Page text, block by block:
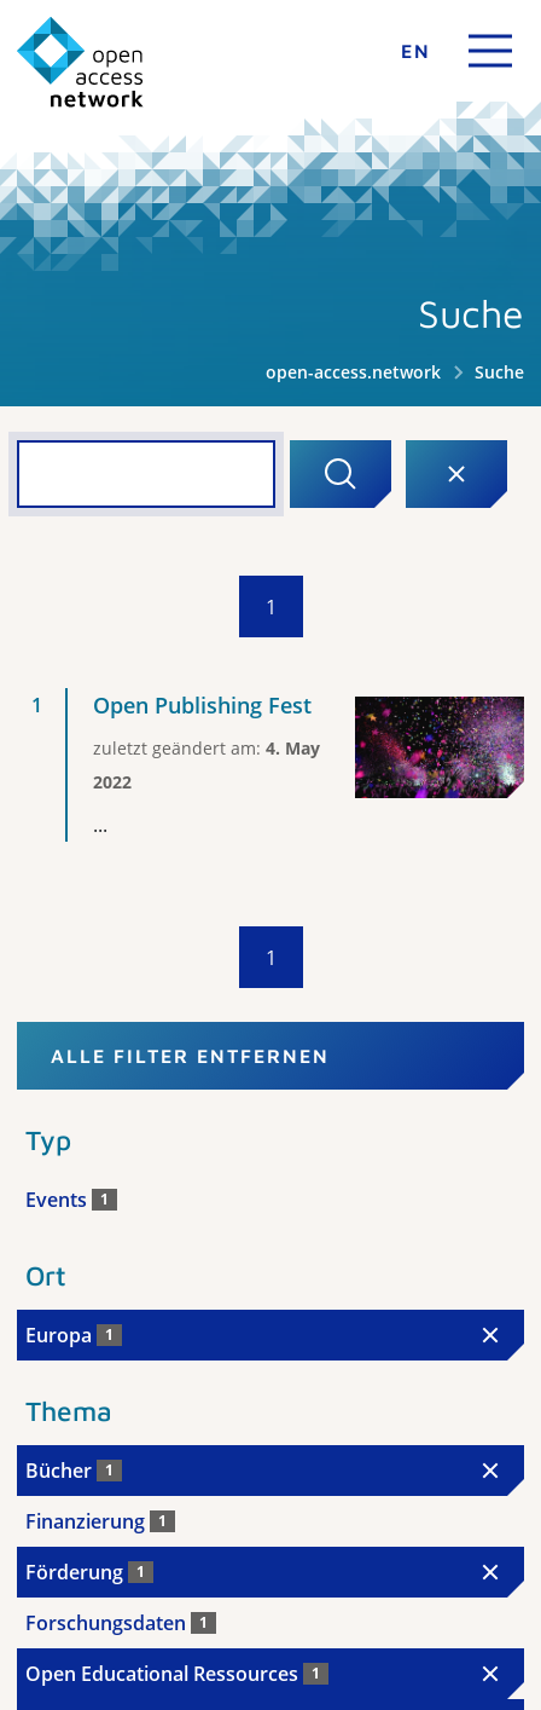
EN
Suche
open-access.network Suche
1
Open Publishing Fest
zuletzt geändert am: 4. May
2022
...
1
ALLE FILTER ENTFERNEN
Typ
Events 1
Ort
Europa 1
Thema
Bücher 1
Finanzierung 1
Förderung 1
Forschungsdaten 1
Open Educational Ressources 1